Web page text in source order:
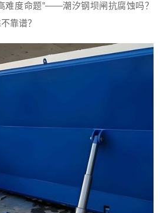
难度命题”——潮汐钢坝闸抗腐蚀吗？
靠谱？